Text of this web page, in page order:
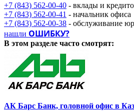
+7 (843) 562-00-40 - вклады и
+7 (843) 562-00-41 - начальник офиса
+7 (843) 562-00-38 - обслуживание
нашли ОШИБКУ?
В этом разделе часто смотрят:
АК Барс Банк, головной офис в